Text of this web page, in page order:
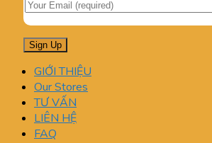
GIỚI THIỆU
Our Stores
TƯ VẤN
LIÊN HỆ
FAQ